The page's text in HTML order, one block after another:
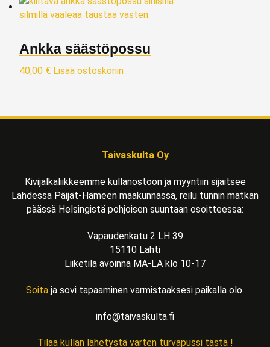
Ankka säästöpossu
40,00 € Lisää ostoskoriin
Taivaskulta Oy
Kivijalkaliikkeemme kullanostoon ja myyntiin sijaitsee
Lahdessa Päijät-Hämeen maakunnassa, reilu tunnin matkan
päässä Helsingistä pohjoisen suuntaan osoitteessa:
Vapaudenkatu 2 LH 39
15110 Lahti
Liiketila avoinna MA-LA klo 10-17
Soita ja sovi tapaaminen varmistaaksesi paikalla olo.
info@taivaskulta.fi
Tilaa kullan lähetystä varten turvapussi tästä !